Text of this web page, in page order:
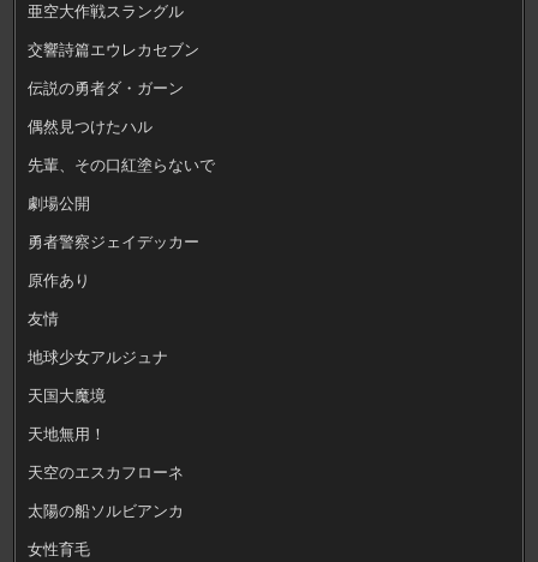
亜空大作戦スラングル
交響詩篇エウレカセブン
伝説の勇者ダ・ガーン
偶然見つけたハル
先輩、その口紅塗らないで
劇場公開
勇者警察ジェイデッカー
原作あり
友情
地球少女アルジュナ
天国大魔境
天地無用！
天空のエスカフローネ
太陽の船ソルビアンカ
女性育毛